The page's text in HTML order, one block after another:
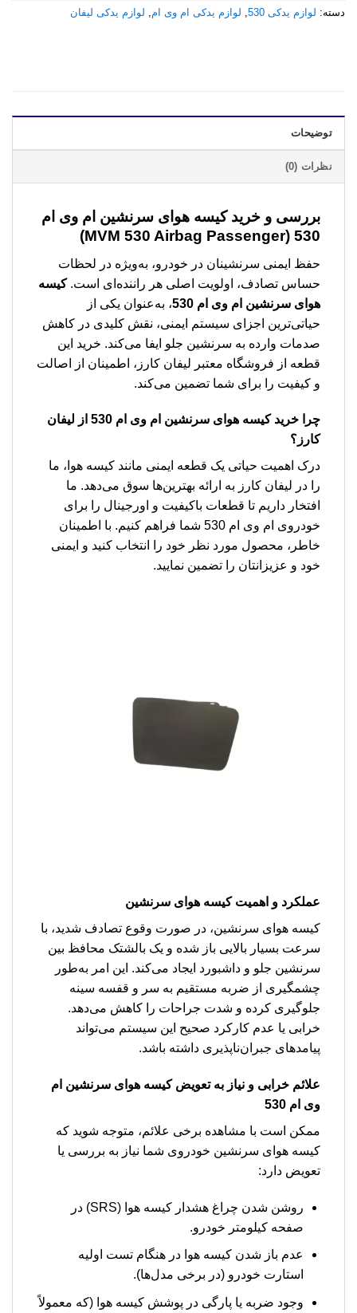
دسته: لوازم یدکی 530 , لوازم یدکی ام وی ام, لوازم یدکی لیفان
توضیحات
نظرات (0)
بررسی و خریدکیسه هوای سرنشین ام وی ام
530 (MVM 530 Airbag Passenger)
حفظ ایمنی سرنشینان در خودرو، به‌ویژه در لحظات
حساس تصادف، اولویت اصلی هر راننده‌ای است.کیسه
هوای سرنشین ام وی ام 530
، به‌عنوان یکی از
حیاتی‌ترین اجزای سیستم ایمنی، نقش کلیدی در کاهش
صدمات وارده به سرنشین جلو ایفا می‌کند. خرید این
قطعه از فروشگاه معتبر لیفان کارز، اطمینان از اصالت
و کیفیت را برای شما تضمین می‌کند.
چرا خریدکیسه هوای سرنشین ام وی ام 530
از لیفان
کارز؟
درک اهمیت حیاتی یک قطعه ایمنی مانند کیسه هوا، ما
را در لیفان کارز به ارائه بهترین‌ها سوق می‌دهد. ما
افتخار داریم تا قطعات باکیفیت و اورجینال را برای
خودروی ام وی ام 530 شما فراهم کنیم. با اطمینان
خاطر، محصول مورد نظر خود را انتخاب کنید و ایمنی
خود و عزیزانتان را تضمین نمایید.
عملکرد و اهمیت کیسه هوای سرنشین
کیسه هوای سرنشین، در صورت وقوع تصادف شدید، با
سرعت بسیار بالایی باز شده و یک بالشتک محافظ بین
سرنشین جلو و داشبورد ایجاد می‌کند. این امر به‌طور
چشمگیری از ضربه مستقیم به سر و قفسه سینه
جلوگیری کرده و شدت جراحات را کاهش می‌دهد.
خرابی یا عدم کارکرد صحیح این سیستم می‌تواند
پیامدهای جبران‌ناپذیری داشته باشد.
علائم خرابی و نیاز به تعویضکیسه هوای سرنشین ام
وی ام 530
ممکن است با مشاهده برخی علائم، متوجه شوید که
کیسه هوای سرنشین خودروی شما نیاز به بررسی یا
تعویض دارد:
روشن شدن چراغ هشدار کیسه هوا (SRS) در
صفحه کیلومتر خودرو.
عدم باز شدن کیسه هوا در هنگام تست اولیه
استارت خودرو (در برخی مدل‌ها).
وجود ضربه یا پارگی در پوشش کیسه هوا (که معمولاً